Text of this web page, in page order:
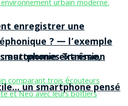
: autonomie extrême,
un smartphone pensé
enregistrer une
? — l’exemple
Transsion